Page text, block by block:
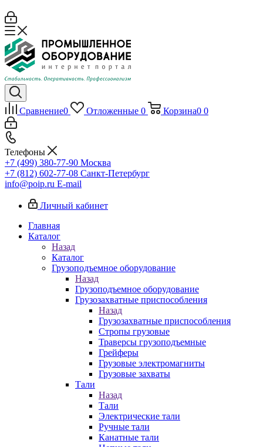
Сравнение0 Отложенные 0 Корзина0 0
Телефоны
+7 (499) 380-77-90 Москва
+7 (812) 602-77-08 Санкт-Петербург
info@poip.ru E-mail
Личный кабинет
Главная
Каталог
Назад
Каталог
Грузоподъемное оборудование
Назад
Грузоподъемное оборудование
Грузозахватные приспособления
Назад
Грузозахватные приспособления
Стропы грузовые
Траверсы грузоподъемные
Грейферы
Грузовые электромагниты
Грузовые захваты
Тали
Назад
Тали
Электрические тали
Ручные тали
Канатные тали